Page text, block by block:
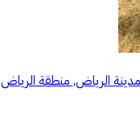
الرياض, منطقة الرياض